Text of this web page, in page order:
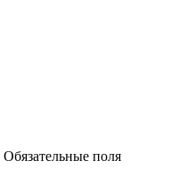
Обязательные поля